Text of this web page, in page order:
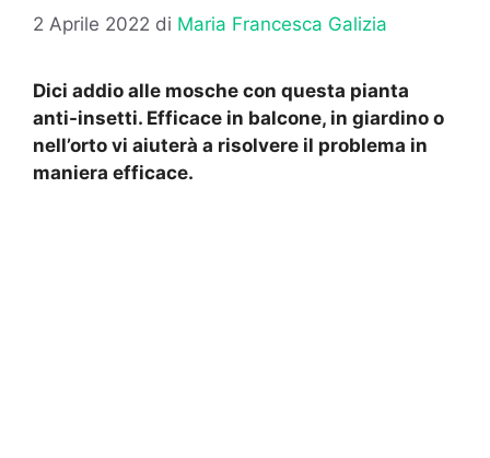
2 Aprile 2022 di Maria Francesca Galizia
Dici addio alle mosche con questa pianta
anti-insetti. Efficace in balcone, in giardino o
nell’orto vi aiuterà a risolvere il problema in
maniera efficace.